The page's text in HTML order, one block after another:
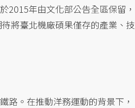
2015年由文化部公告全區保留，
將臺北機廠碩果僅存的產業、技
路。在推動洋務運動的背景下，